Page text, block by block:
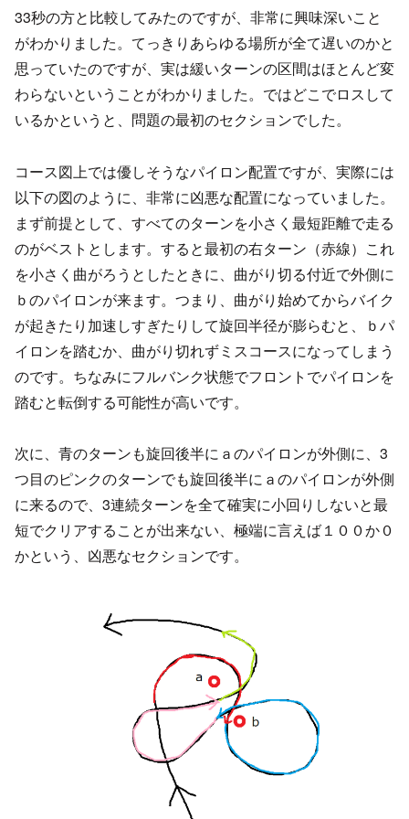
33秒の方と比較してみたのですが、非常に興味深いこと
がわかりました。てっきりあらゆる場所が全て遅いのかと
思っていたのですが、実は緩いターンの区間はほとんど変
わらないということがわかりました。ではどこでロスして
いるかというと、問題の最初のセクションでした。
コース図上では優しそうなパイロン配置ですが、実際には
以下の図のように、非常に凶悪な配置になっていました。
まず前提として、すべてのターンを小さく最短距離で走る
のがベストとします。すると最初の右ターン（赤線）これ
を小さく曲がろうとしたときに、曲がり切る付近で外側に
ｂのパイロンが来ます。つまり、曲がり始めてからバイク
が起きたり加速しすぎたりして旋回半径が膨らむと、ｂパ
イロンを踏むか、曲がり切れずミスコースになってしまう
のです。ちなみにフルバンク状態でフロントでパイロンを
踏むと転倒する可能性が高いです。
次に、青のターンも旋回後半にａのパイロンが外側に、3
つ目のピンクのターンでも旋回後半にａのパイロンが外側
に来るので、3連続ターンを全て確実に小回りしないと最
短でクリアすることが出来ない、極端に言えば１００か０
かという、凶悪なセクションです。